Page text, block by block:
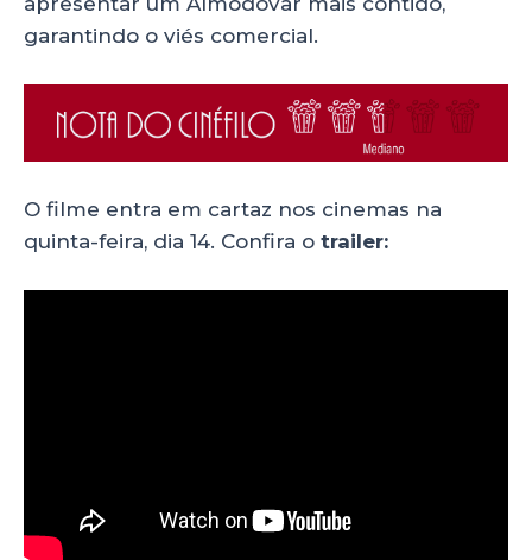
garantindo o viés comercial.
O filme entra em cartaz nos cinemas na
quinta-feira, dia 14. Confira o trailer: